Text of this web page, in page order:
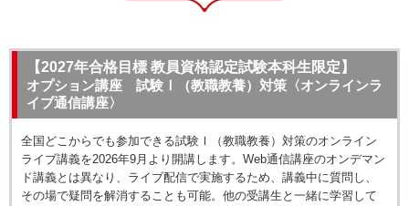
【2027年合格目標 教員資格認定試験本科生限定】
オプション講座 試験Ⅰ（教職教養）対策〈オンラインラ
イブ通信講座〉
全国どこからでも参加できる試験Ⅰ（教職教養）対策のオンライン
ライブ講義を2026年9月より開講します。Web通信講座のオンデマン
ド講義とは異なり、ライブ配信で実施するため、講義中に質問し、
その場で疑問を解消することも可能。他の受講生と一緒に学習して